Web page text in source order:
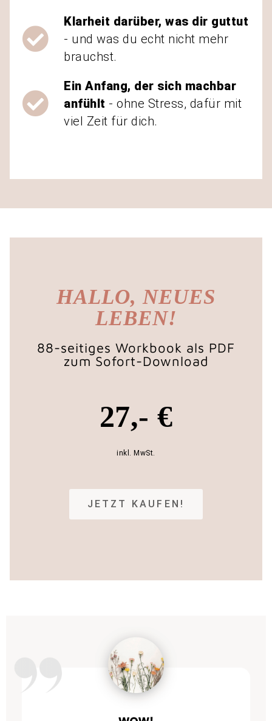
Klarheit darüber, was dir guttut
- und was du echt nicht mehr
brauchst.
Ein Anfang, der sich machbar
anfühlt - ohne Stress, dafür mit
viel Zeit für dich.
HALLO, NEUES
LEBEN!
88-seitiges Workbook als PDF
zum Sofort-Download
27,- €
inkl. MwSt.
JETZT KAUFEN!